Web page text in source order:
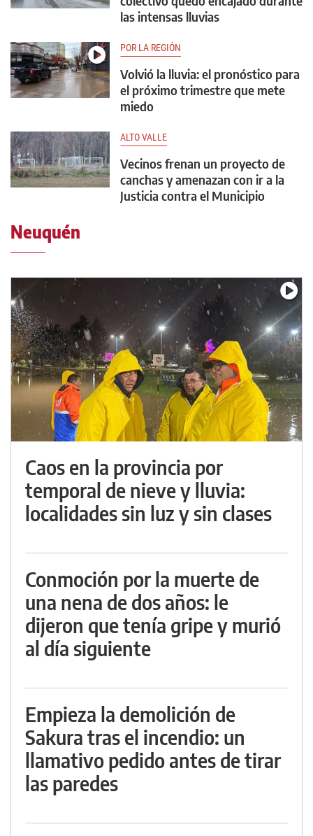
las intensas lluvias
POR LA REGIÓN
Volvió la lluvia: el pronóstico para
el próximo trimestre que mete
miedo
ALTO VALLE
Vecinos frenan un proyecto de
canchas y amenazan con ir a la
Justicia contra el Municipio
Neuquén
Caos en la provincia por
temporal de nieve y lluvia:
localidades sin luz y sin clases
Conmoción por la muerte de
una nena de dos años: le
dijeron que tenía gripe y murió
al día siguiente
Empieza la demolición de
Sakura tras el incendio: un
llamativo pedido antes de tirar
las paredes